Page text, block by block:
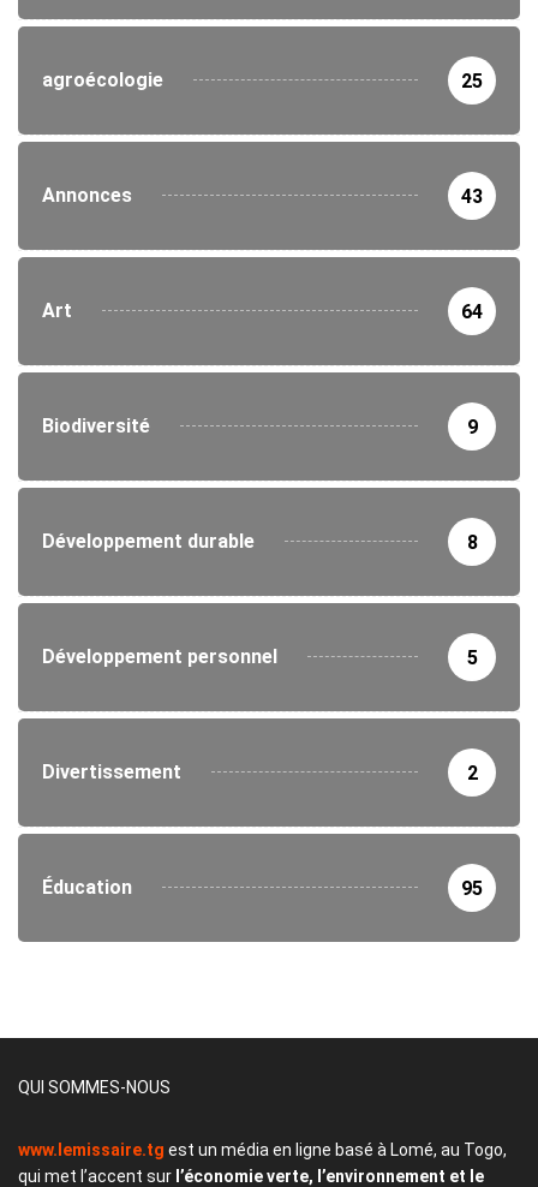
agroécologie 25
Annonces 43
Art 64
Biodiversité 9
Développement durable 8
Développement personnel 5
Divertissement 2
Éducation 95
QUI SOMMES-NOUS
www.lemissaire.tg est un média en ligne basé à Lomé, au Togo,
qui met l’accent sur l’économie verte, l’environnement et le